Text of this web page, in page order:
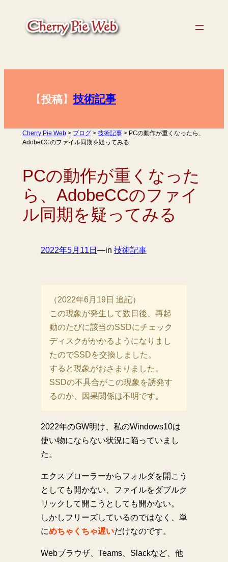
ッ
【投稿】技術記事
Cherry Pie Web> ブログ> 技術記事> PCの動作が重くなったら、
AdobeCCのファイル同期を疑ってみる
PCの動作が重くなった
ら、AdobeCCのファイ
ル同期を疑ってみる
2022年5月11日 —in 技術記事
（2022年6月19日 追記）
この現象が発生して数日後、再起
動のたびに該当のSSDにチェック
ディスクがかかるようになりまし
たのでSSDを交換しました。
すると現象がおさまりました。
SSDの不具合がこの現象を誘発す
るのか、因果関係は不明です。
2022年のGW明け、私のWindows10は
使い物にならない状況に陥っていまし
た。
エクスプローラーからフォルダを開こう
としても開かない、ファイルをダブルク
リックして開こうとしても開かない。
しかしフリーズしているのではなく、単
にめちゃくちゃ遅いだけなのです。
Webブラウザ、Teams、Slackなど、他